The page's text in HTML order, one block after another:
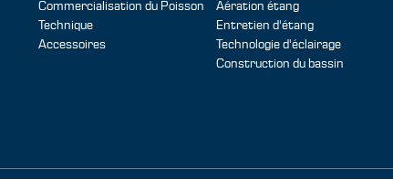
Commercialisation du Poisson
Technique
Accessoires
Aération étang
Entretien d'étang
Technologie d'éclairage
Construction du bassin